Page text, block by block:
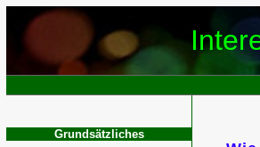
Grundsätzliches